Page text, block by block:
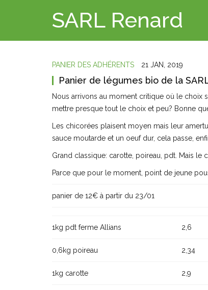
SARL Renard
PANIER DES ADHÉRENTS 21 JAN, 2019
Panier de légumes bio de la
Nous arrivons au moment critique où le choix
mettre presque tout le choix et peu? Bonne
Les chicorées plaisent moyen mais leur
sauce moutarde et un oeuf dur, cela passe,
Grand classique: carotte, poireau, pdt. Mais le
Parce que pour le moment, point de jeune
panier de 12€ à partir du 23/01
1kg pdt ferme Allians 2,6
0,6kg poireau 2,34
1kg carotte 2,9